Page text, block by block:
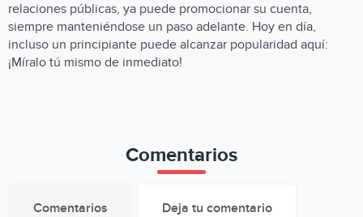
relaciones públicas, ya puede promocionar su cuenta,
siempre manteniéndose un paso adelante. Hoy en día,
incluso un principiante puede alcanzar popularidad aquí:
¡Míralo tú mismo de inmediato!
Comentarios
Comentarios Deja tu comentario